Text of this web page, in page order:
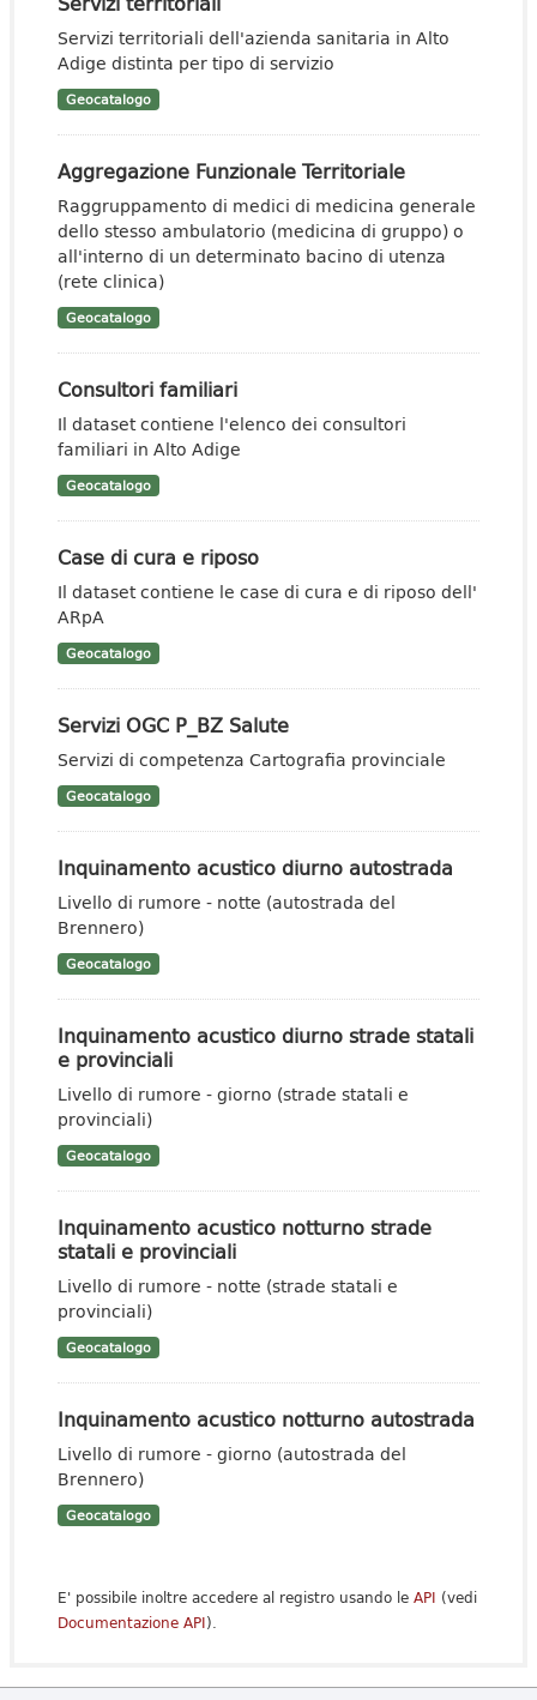
Servizi territoriali dell'azienda sanitaria in Alto
Adige distinta per tipo di servizio
Geocatalogo
Aggregazione Funzionale Territoriale
Raggruppamento di medici di medicina generale
dello stesso ambulatorio (medicina di gruppo) o
all'interno di un determinato bacino di utenza
(rete clinica)
Geocatalogo
Consultori familiari
Il dataset contiene l'elenco dei consultori
familiari in Alto Adige
Geocatalogo
Case di cura e riposo
Il dataset contiene le case di cura e di riposo dell'
ARpA
Geocatalogo
Servizi OGC P_BZ Salute
Servizi di competenza Cartografia provinciale
Geocatalogo
Inquinamento acustico diurno autostrada
Livello di rumore - notte (autostrada del
Brennero)
Geocatalogo
Inquinamento acustico diurno strade statali
e provinciali
Livello di rumore - giorno (strade statali e
provinciali)
Geocatalogo
Inquinamento acustico notturno strade
statali e provinciali
Livello di rumore - notte (strade statali e
provinciali)
Geocatalogo
Inquinamento acustico notturno autostrada
Livello di rumore - giorno (autostrada del
Brennero)
Geocatalogo
E' possibile inoltre accedere al registro usando le API (vedi
Documentazione API).